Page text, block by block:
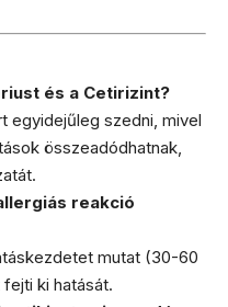
és a Cetirizint?
egyidejűleg szedni, mivel
összeadódhatnak,
reakció
mutat (30-60
ki hatását.